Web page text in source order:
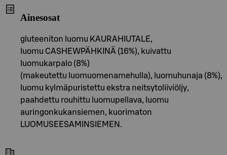
Ainesosat
gluteeniton luomu KAURAHIUTALE,
luomu CASHEWPÄHKINÄ (16%), kuivattu
luomukarpalo (8%)
(makeutettu luomuomenamehulla), luomuhunaja (8%),
luomu kylmäpuristettu ekstra neitsytoliiviöljy,
paahdettu rouhittu luomupellava, luomu
auringonkukansiemen, kuorimaton
LUOMUSEESAMINSIEMEN.